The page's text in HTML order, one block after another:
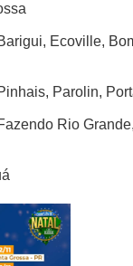
Ecoville,
Parolin,
Rio